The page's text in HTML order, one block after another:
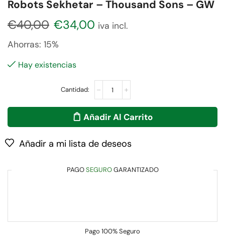
Robots Sekhetar – Thousand Sons – GW
€40,00 €34,00 iva incl.
Ahorras: 15%
Hay existencias
Añadir Al Carrito
Añadir a mi lista de deseos
PAGOSEGUROGARANTIZADO
Pago 100% Seguro